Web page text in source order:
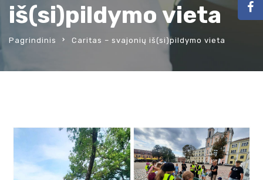
iš(si)pildymo vieta
Pagrindinis Caritas – svajonių iš(si)pildymo vieta